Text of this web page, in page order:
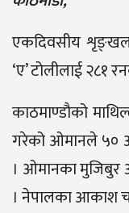
एकदिवसीय
‘ए’ टोलीलाई २८१
काठमाण्डौको
गरेको ओमानले ५०
। ओमानका मुजिबुर
। नेपालका आकाश